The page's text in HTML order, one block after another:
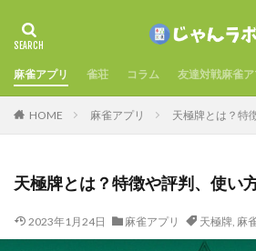
麻雀アプリ 雀荘 コラム 友達対戦麻雀ア
HOME 麻雀アプリ 天極牌とは？特
天極牌とは？特徴や評判、使い
2023年1月24日 麻雀アプリ 天極牌, 麻